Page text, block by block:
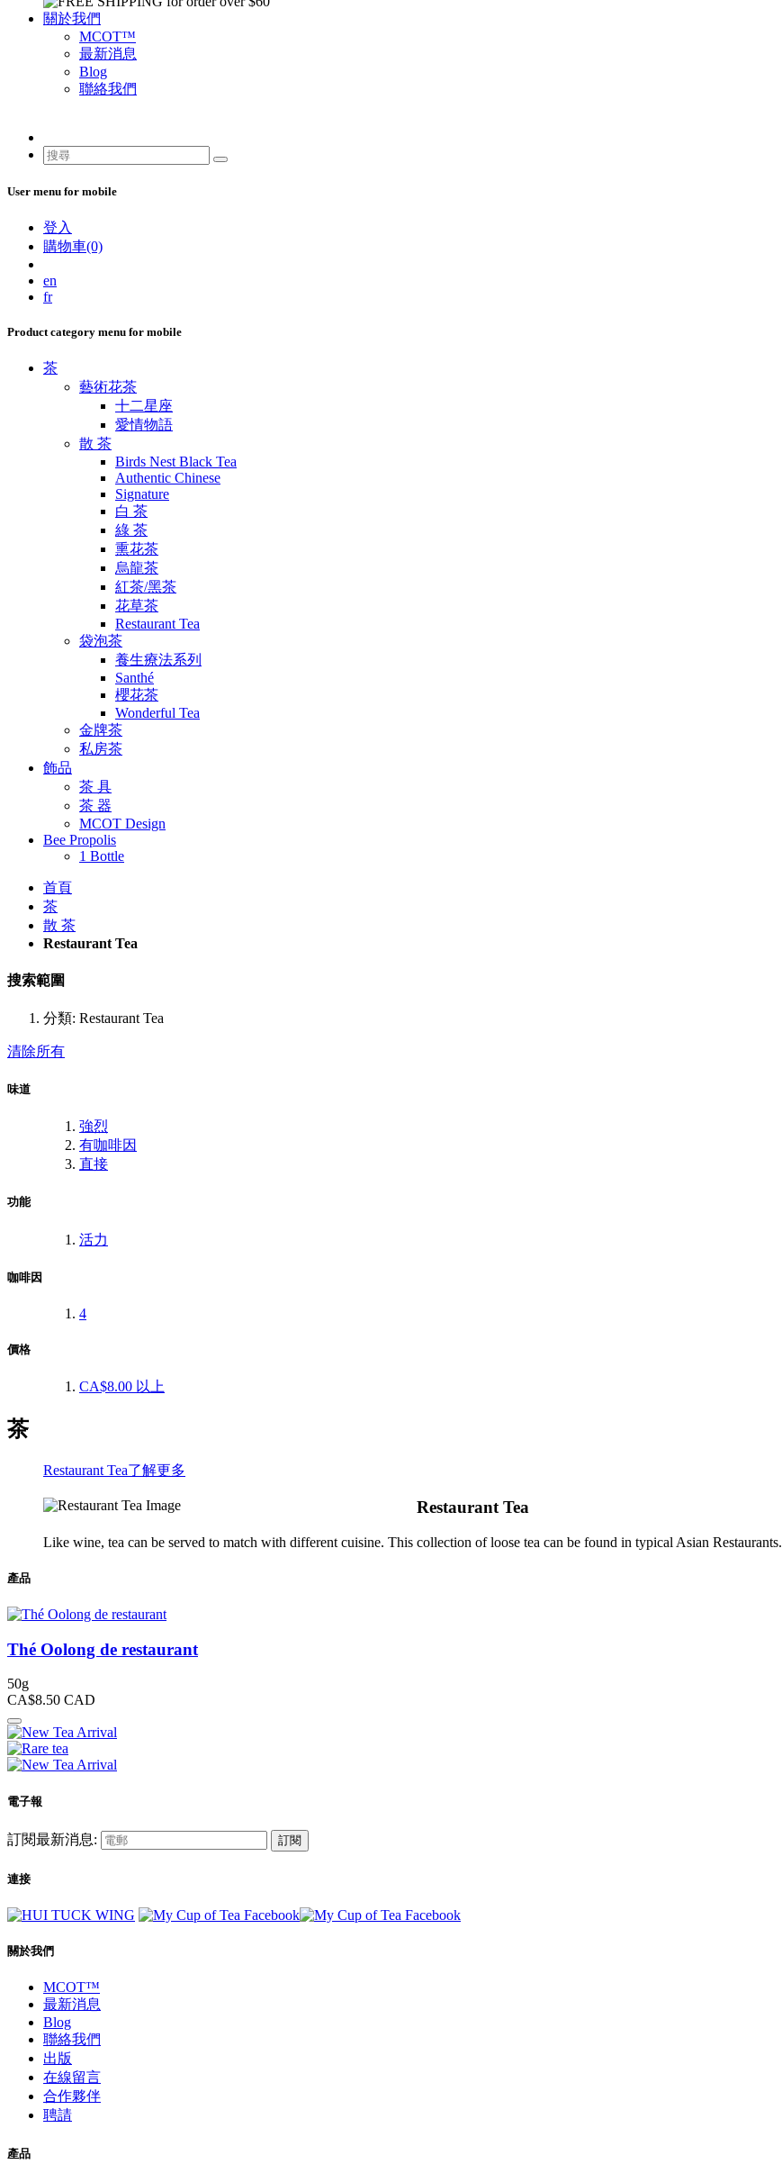
關於我們
MCOT™
最新消息
Blog
聯絡我們
User menu for mobile
登入
購物車(0)
en
fr
Product category menu for mobile
茶
藝術花茶
十二星座
愛情物語
散 茶
Birds Nest Black Tea
Authentic Chinese
Signature
白 茶
綠 茶
熏花茶
烏龍茶
紅茶/黑茶
花草茶
Restaurant Tea
袋泡茶
養生療法系列
Santhé
櫻花茶
Wonderful Tea
金牌茶
私房茶
飾品
茶 具
茶 器
MCOT Design
Bee Propolis
1 Bottle
首頁
茶
散 茶
Restaurant Tea
搜索範圍
分類: Restaurant Tea
清除所有
味道
強烈
有咖啡因
直接
功能
活力
咖啡因
4
價格
CA$8.00 以上
茶
Restaurant Tea了解更多
Restaurant Tea
Like wine, tea can be served to match with different cuisine. This collection of loose tea can be found in typical Asian Restaurants.
產品
Thé Oolong de restaurant
50g
CA$8.50 CAD
電子報
訂閱最新消息: 訂閱
連接
關於我們
MCOT™
最新消息
Blog
聯絡我們
出版
在線留言
合作夥伴
聘請
產品